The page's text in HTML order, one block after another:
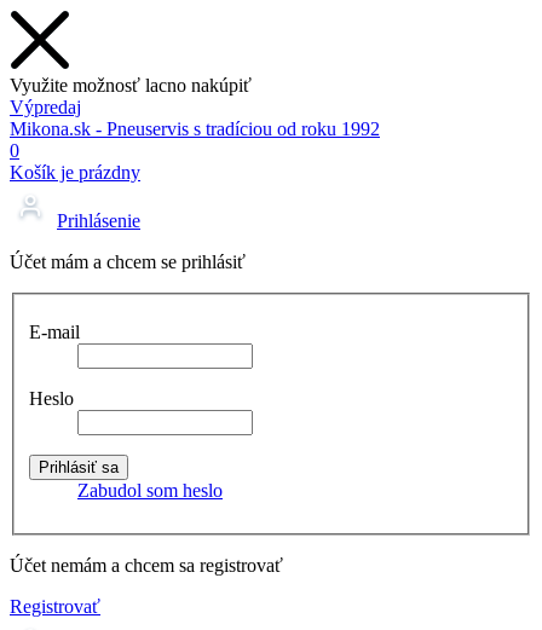
Využite možnosť lacno nakúpiť
Výpredaj
Mikona.sk - Pneuservis s tradíciou od roku 1992
0
Košík je prázdny
Prihlásenie
Účet mám a chcem se prihlásiť
E-mail
Heslo
Zabudol som heslo
Účet nemám a chcem sa registrovať
Registrovať